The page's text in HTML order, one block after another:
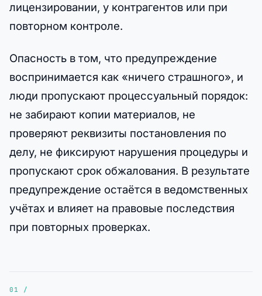
лицензировании, у контрагентов или при
повторном контроле.
Опасность в том, что предупреждение
воспринимается как «ничего страшного», и
люди пропускают процессуальный порядок:
не забирают копии материалов, не
проверяют реквизиты постановления по
делу, не фиксируют нарушения процедуры и
пропускают срок обжалования. В результате
предупреждение остаётся в ведомственных
учётах и влияет на правовые последствия
при повторных проверках.